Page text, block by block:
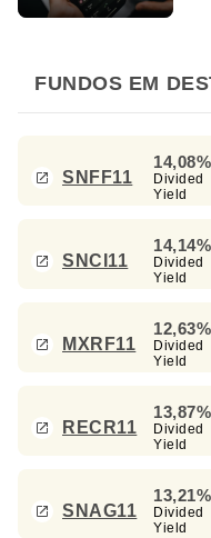
FUNDOS EM
SNFF11
14,08%
Divided
Yield
SNCI11
14,14%
Divided
Yield
MXRF11
12,63%
Divided
Yield
RECR11
13,87%
Divided
Yield
SNAG11
13,21%
Divided
Yield